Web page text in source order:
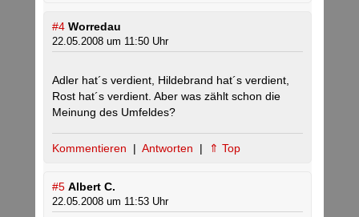
#4 Worredau
22.05.2008 um 11:50 Uhr
Adler hat´s verdient, Hildebrand hat´s verdient,
Rost hat´s verdient. Aber was zählt schon die
Meinung des Umfeldes?
Kommentieren | Antworten | ⇑ Top
#5 Albert C.
22.05.2008 um 11:53 Uhr